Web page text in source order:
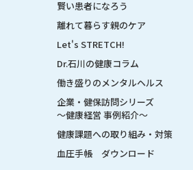
賢い患者になろう
離れて暮らす親のケア
Let's STRETCH!
Dr.石川の健康コラム
働き盛りのメンタルヘルス
企業・健保訪問シリーズ
～健康経営 事例紹介～
健康課題への取り組み・対策
血圧手帳 ダウンロード